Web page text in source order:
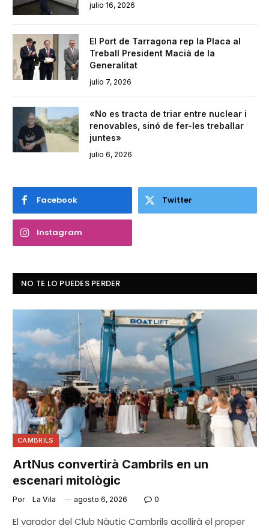
julio 16, 2026
El Port de Tarragona rep la Placa al
Treball President Macià de la
Generalitat
julio 7, 2026
«No es tracta de triar entre nuclear i
renovables, sinó de fer-les treballar
juntes»
julio 6, 2026
Facebook Twitter
Instagram
NO TE LO PUEDES PERDER
CAMBRILS
ArtNus convertirà Cambrils en un
escenari mitològic
Por La Vila agosto 6, 2026 0
El varador del Club Nàutic Cambrils acollirà el proper